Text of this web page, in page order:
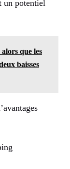
un potentiel
que les
baisses